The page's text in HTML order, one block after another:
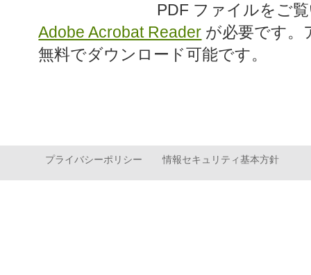
PDF ファイルをご
Adobe Acrobat Reader が必要です。
無料でダウンロード可能です。
プライバシーポリシー 情報セキュリティ基本方針